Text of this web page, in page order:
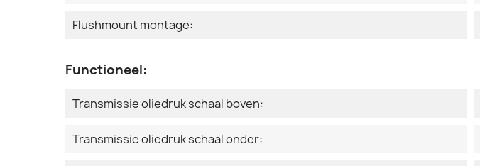
Flushmount montage:
Functioneel:
Transmissie oliedruk schaal boven:
Transmissie oliedruk schaal onder: